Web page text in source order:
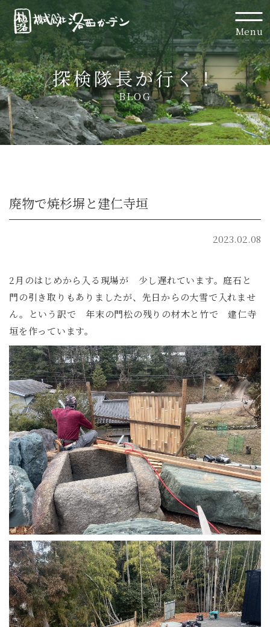
Menu
探検隊長が行く！
BLOG
廃物で焼杉塀と建仁寺垣
2023.02.08
2月のはじめから入る現場が 少し遅れています。庭石と
門の引き取りもありましたが、先日からの大雪で入れませ
ん。という訳で 年末の門松の残りの材木と竹で 建仁寺
垣を作っています。